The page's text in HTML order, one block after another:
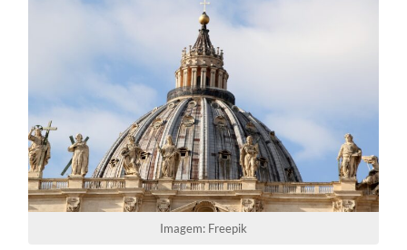
Imagem: Freepik